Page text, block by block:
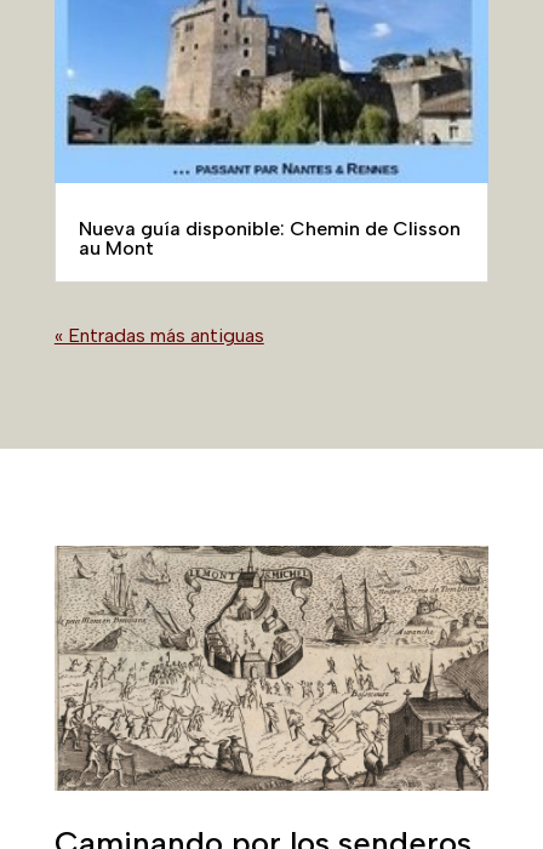
Caminando por los senderos
de
Mont-Saint-Michel
La peregrinación fue realizada por la mayoría de
los reyes de Francia hasta finales del siglo XVI,
entre ellos San Luis, Philippe-le-Bel, Luis XI y
Francisco I, así como por los personajes más
personas modestas y niños.
millones de visitantes.
Historia